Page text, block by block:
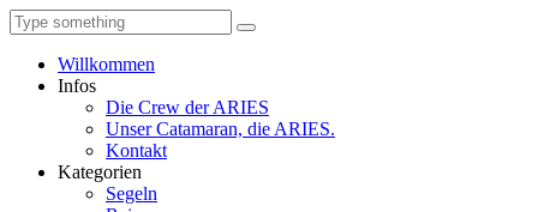
Willkommen
Infos
Die Crew der ARIES
Unser Catamaran, die ARIES.
Kontakt
Kategorien
Segeln